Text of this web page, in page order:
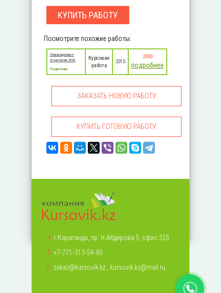
КУПИТЬ РАБОТУ
Посмотрите похожие работы:
Инновационные
технологии ЗОЖ
Педагогика
Курсовая
работа
2015
2000
подробнее
ЗАКАЗАТЬ НОВУЮ РАБОТУ
КУПИТЬ ГОТОВУЮ РАБОТУ
А: г.Караганда, пр. Н.Абдирова 5, офис 325
Т: +7-771-313-54-90
Е: zakaz@kursovik.kz kursovik.kz@mail.ru